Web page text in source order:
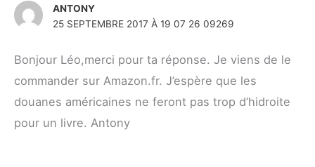
ANTONY
25 SEPTEMBRE 2017 À 19 07 26 09269
Bonjour Léo,merci pour ta réponse. Je viens de le
commander sur Amazon.fr. J’espère que les
douanes américaines ne feront pas trop d’hidroite
pour un livre. Antony